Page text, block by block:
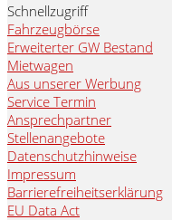
Schnellzugriff
Fahrzeugbörse
Erweiterter GW Bestand
Mietwagen
Aus unserer Werbung
Service Termin
Ansprechpartner
Stellenangebote
Datenschutzhinweise
Impressum
Barrierefreiheitserklärung
EU Data Act